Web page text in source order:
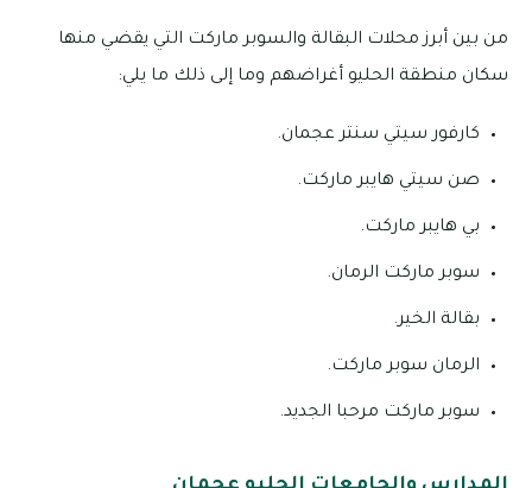
من بين أبرز محلات البقالة والسوبر ماركت التي يقضي منها
سكان منطقة الحليو أغراضهم وما إلى ذلك ما يلي:
كارفور سيتي سنتر عجمان.
صن سيتي هايبر ماركت.
بي هايبر ماركت.
سوبر ماركت الرمان.
بقالة الخير.
الرمان سوبر ماركت.
سوبر ماركت مرحبا الجديد.